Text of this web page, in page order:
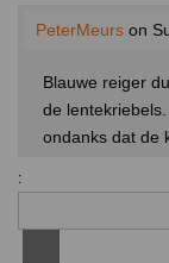
PeterMeurs on
Blauwe reiger
de
ondanks dat de
: